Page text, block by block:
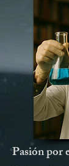
Pasión por